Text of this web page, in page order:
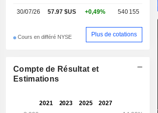
social et autres » comprend les activités de la
30/07/26 57.97 $US +0,49% 540 155
Cours en différé NYSE Plus de cotations
Compte de Résultat et
Estimations